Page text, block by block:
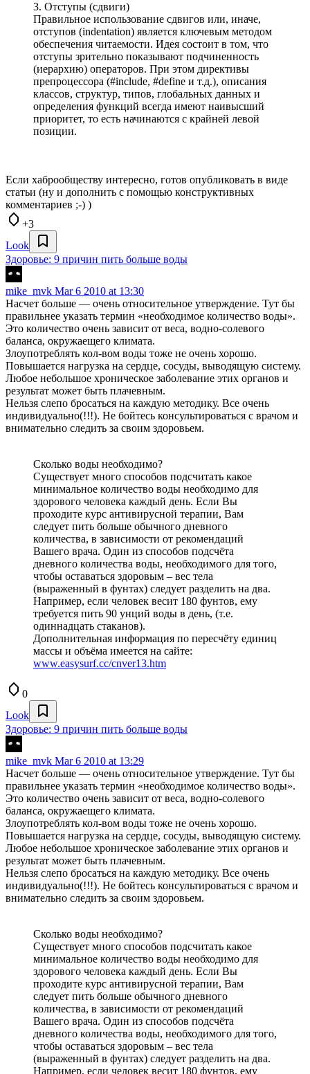
3. Отступы (сдвиги)
Правильное использование сдвигов или, иначе,
отступов (indentation) является ключевым методом
обеспечения читаемости. Идея состоит в том, что
отступы зрительно показывают подчиненность
(иерархию) операторов. При этом директивы
препроцессора (#include, #define и т.д.), описания
классов, структур, типов, глобальных данных и
определения функций всегда имеют наивысший
приоритет, то есть начинаются с крайней левой
позиции.
Если хаброобществу интересно, готов опубликовать в виде
статьи (ну и дополнить с помощью конструктивных
комментариев ;-) )
+3
Look
Здоровье: 9 причин пить больше воды
mike_mvk Mar 6 2010 at 13:30
Насчет больше — очень относительное утверждение. Тут бы
правильнее указать термин «необходимое количество воды».
Это количество очень зависит от веса, водно-солевого
баланса, окружаещего климата.
Злоупотреблять кол-вом воды тоже не очень хорошо.
Повышается нагрузка на сердце, сосуды, выводящую систему.
Любое небольшое хроническое заболевание этих органов и
результат может быть плачевным.
Нельзя слепо бросаться на каждую методику. Все очень
индивидуально(!!!). Не бойтесь консультироваться с врачом и
внимательно следить за своим здоровьем.
Сколько воды необходимо?
Существует много способов подсчитать какое
минимальное количество воды необходимо для
здорового человека каждый день. Если Вы
проходите курс антивирусной терапии, Вам
следует пить больше обычного дневного
количества, в зависимости от рекомендаций
Вашего врача. Один из способов подсчёта
дневного количества воды, необходимого для того,
чтобы оставаться здоровым – вес тела
(выраженный в фунтах) следует разделить на два.
Например, если человек весит 180 фунтов, ему
требуется пить 90 унций воды в день, (т.е.
одиннадцать стаканов).
Дополнительная информация по пересчёту единиц
массы и объёма имеется на сайте:
www.easysurf.cc/cnver13.htm
0
Look
Здоровье: 9 причин пить больше воды
mike_mvk Mar 6 2010 at 13:29
Насчет больше — очень относительное утверждение. Тут бы
правильнее указать термин «необходимое количество воды».
Это количество очень зависит от веса, водно-солевого
баланса, окружаещего климата.
Злоупотреблять кол-вом воды тоже не очень хорошо.
Повышается нагрузка на сердце, сосуды, выводящую систему.
Любое небольшое хроническое заболевание этих органов и
результат может быть плачевным.
Нельзя слепо бросаться на каждую методику. Все очень
индивидуально(!!!). Не бойтесь консультироваться с врачом и
внимательно следить за своим здоровьем.
Сколько воды необходимо?
Существует много способов подсчитать какое
минимальное количество воды необходимо для
здорового человека каждый день. Если Вы
проходите курс антивирусной терапии, Вам
следует пить больше обычного дневного
количества, в зависимости от рекомендаций
Вашего врача. Один из способов подсчёта
дневного количества воды, необходимого для того,
чтобы оставаться здоровым – вес тела
(выраженный в фунтах) следует разделить на два.
Например, если человек весит 180 фунтов, ему